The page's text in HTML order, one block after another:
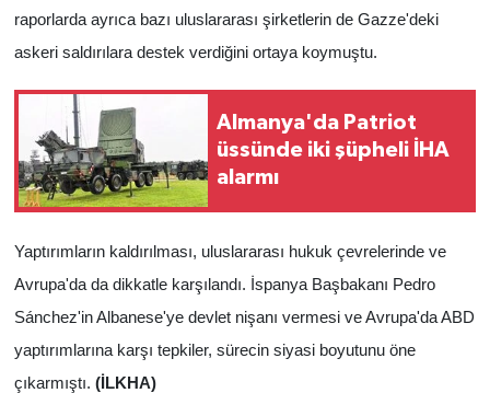
raporlarda ayrıca bazı uluslararası şirketlerin de Gazze'deki
askeri saldırılara destek verdiğini ortaya koymuştu.
Almanya'da Patriot
üssünde iki şüpheli İHA
alarmı
Yaptırımların kaldırılması, uluslararası hukuk çevrelerinde ve
Avrupa'da da dikkatle karşılandı. İspanya Başbakanı Pedro
Sánchez'in Albanese'ye devlet nişanı vermesi ve Avrupa'da ABD
yaptırımlarına karşı tepkiler, sürecin siyasi boyutunu öne
çıkarmıştı. (İLKHA)